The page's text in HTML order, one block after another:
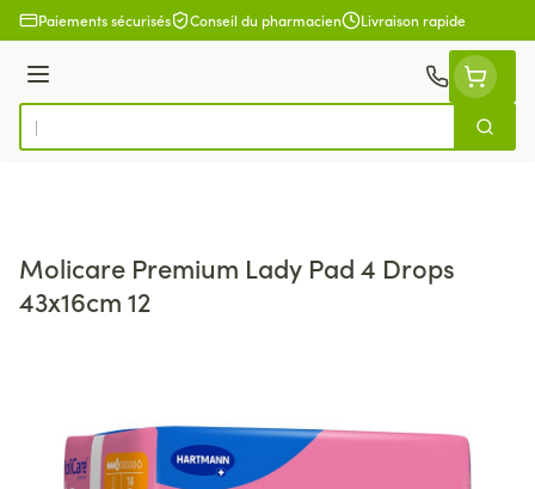
Aller au contenu
Paiements sécurisés Conseil du pharmacien Livraison rapide
Menu
Rechercher
Molicare Premium Lady Pad 4 Drops
43x16cm 12